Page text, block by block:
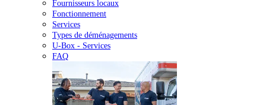
Fournisseurs locaux
Fonctionnement
Services
Types de déménagements
U-Box - Services
FAQ